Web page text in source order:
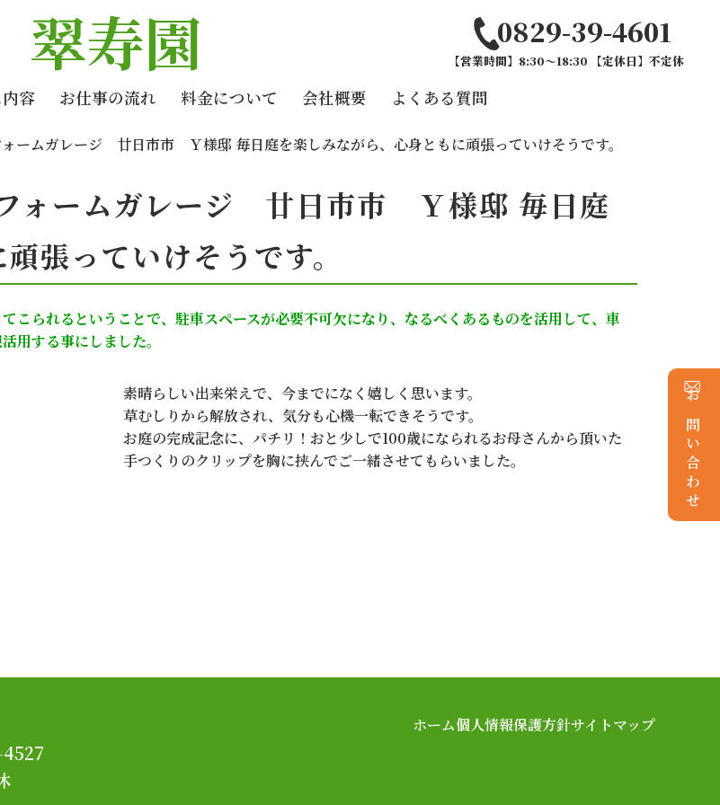
翠寿園 0829-39-4601
【営業時間】8:30～18:30 【定休日】不定休
容 お仕事の流れ 料金について 会社概要 よくある質問
ームガレージ 廿日市市 Ｙ様邸 毎日庭を楽しみながら、心身ともに頑張っていけそうです。
ォームガレージ 廿日市市 Ｙ様邸 毎日庭
張っていけそうです。
こられるということで、駐車スペースが必要不可欠になり、なるべくあるものを活用して、車
用する事にしました。
素晴らしい出来栄えで、今までになく嬉しく思います。
草むしりから解放され、気分も心機一転できそうです。
お庭の完成記念に、パチリ！おと少しで100歳になられるお母さんから頂いた
手つくりのクリップを胸に挟んでご一緒させてもらいました。
お問い合わせ
ホーム個人情報保護方針サイトマップ